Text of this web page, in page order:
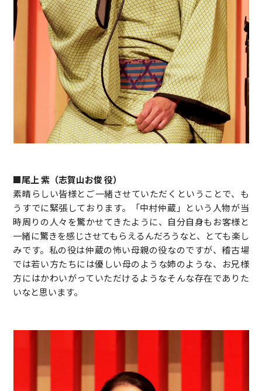
■尾上 紫（志賀山お俊 役）
素晴らしい皆様とご一緒させていただくということで、も
うすでに緊張しております。「中村仲蔵」という人物が当
時周りの人々を驚かせてきたように、自分自身もお客様と
一緒に驚きを感じさせてもらえるんだろうなと、とても楽し
みです。私の役は仲蔵の怖い母親の役なのですが、稽古場
では若い方たちには優しい母のような姉のような、お兄様
方にはかわいがっていただけるようなそんな存在でありた
いなと思います。